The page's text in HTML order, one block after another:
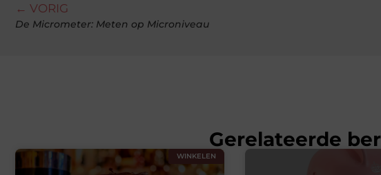
← VORIG
De Micrometer: Meten op Microniveau
Gerelateerde
WINKELEN